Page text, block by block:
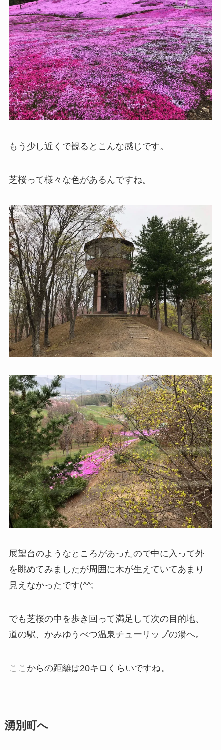
もう少し近くで観るとこんな感じです。
芝桜って様々な色があるんですね。
展望台のようなところがあったので中に入って外
を眺めてみましたが周囲に木が生えていてあまり
見えなかったです(^^;
でも芝桜の中を歩き回って満足して次の目的地、
道の駅、かみゆうべつ温泉チューリップの湯へ。
ここからの距離は20キロくらいですね。
湧別町へ